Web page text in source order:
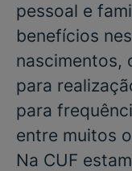
pessoal e
benefícios
nascimentos,
para
para
entre muitos
Na CUF